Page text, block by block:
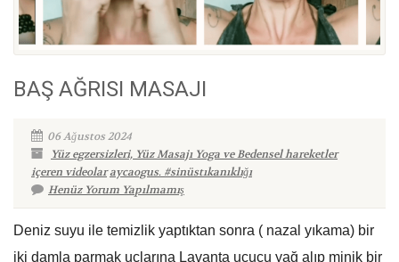
BAŞ AĞRISI MASAJI
06 Ağustos 2024
Yüz egzersizleri, Yüz Masajı Yoga ve Bedensel hareketler
içeren videolar aycaogus. #sinüstıkanıklığı
Henüz Yorum Yapılmamış
Deniz suyu ile temizlik yaptıktan sonra ( nazal yıkama) bir
iki damla parmak uçlarına Lavanta uçucu yağ alıp minik bir